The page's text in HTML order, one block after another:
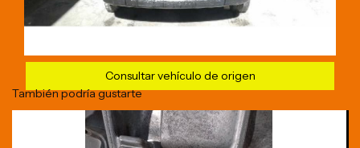
Consultar vehículo de origen
También podría gustarte